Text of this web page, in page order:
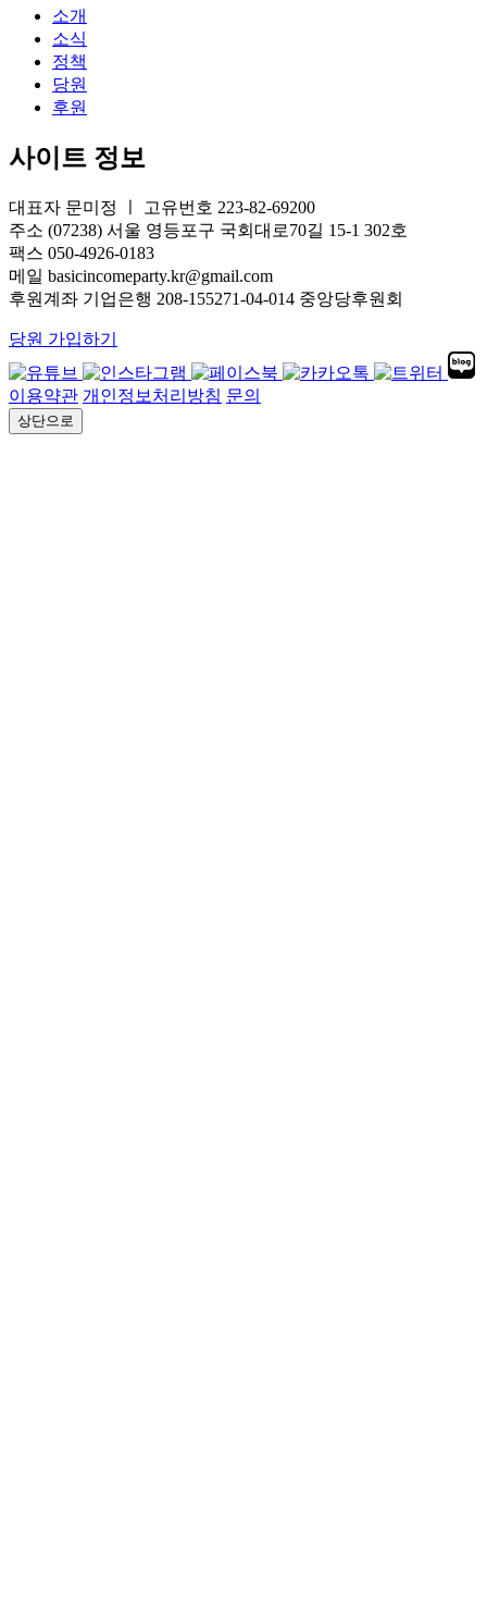
소개
소식
정책
당원
후원
사이트 정보
대표자 문미정 ㅣ 고유번호 223-82-69200
주소 (07238) 서울 영등포구 국회대로70길 15-1 302호
팩스 050-4926-0183
메일 basicincomeparty.kr@gmail.com
후원계좌 기업은행 208-155271-04-014 중앙당후원회
당원 가입하기
이용약관 개인정보처리방침 문의
상단으로